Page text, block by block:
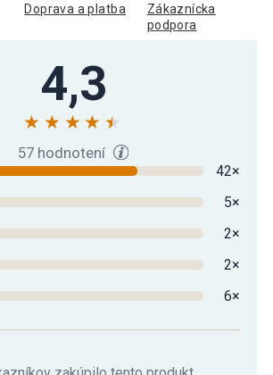
5 kg
kg + 4 x 5 kg
Doprava a platba
Zákaznícka
podpora
4,3
57 hodnotení
42×
5×
2×
2×
6×